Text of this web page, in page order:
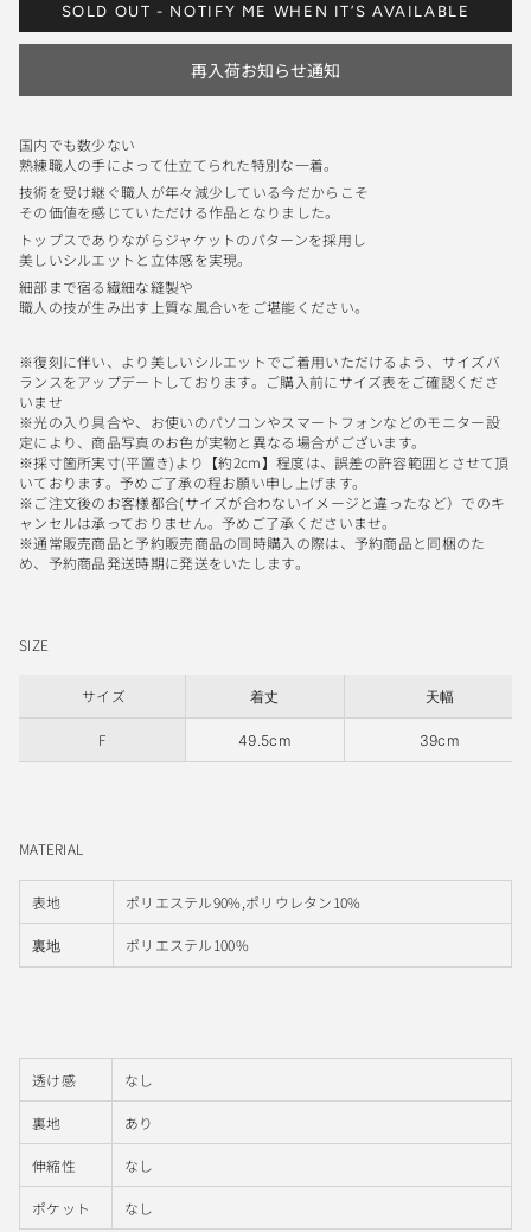
SOLD OUT - NOTIFY ME WHEN IT’S AVAILABLE
再入荷お知らせ通知
国内でも数少ない
熟練職人の手によって仕立てられた特別な一着。
技術を受け継ぐ職人が年々減少している今だからこそ
その価値を感じていただける作品となりました。
トップスでありながらジャケットのパターンを採用し
美しいシルエットと立体感を実現。
細部まで宿る繊細な縫製や
職人の技が生み出す上質な風合いをご堪能ください。
※復刻に伴い、より美しいシルエットでご着用いただけるよう、サイズバ
ランスをアップデートしております。ご購入前にサイズ表をご確認くださ
いませ
※光の入り具合や、お使いのパソコンやスマートフォンなどのモニター設
定により、商品写真のお色が実物と異なる場合がございます。
※採寸箇所実寸(平置き)より【約2cm】程度は、誤差の許容範囲とさせて頂
いております。予めご了承の程お願い申し上げます。
※ご注文後のお客様都合(サイズが合わないイメージと違ったなど）でのキ
ャンセルは承っておりません。予めご了承くださいませ。
※通常販売商品と予約販売商品の同時購入の際は、予約商品と同梱のた
め、予約商品発送時期に発送をいたします。
SIZE
サイズ 着丈 天幅
F 49.5cm 39cm
MATERIAL
表地 ポリエステル90%,ポリウレタン10%
裏地 ポリエステル100%
透け感 なし
裏地 あり
伸縮性 なし
ポケット なし